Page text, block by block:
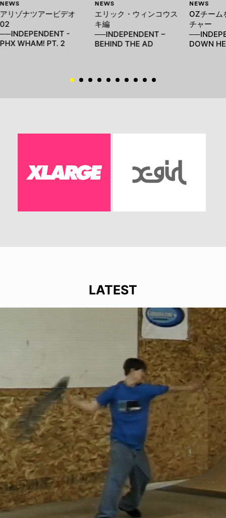
NEWS
アリゾナツアービデオ
02
──INDEPENDENT -
PHX WHAM! PT. 2
NEWS
エリック・ウィンコウス
キ編
──INDEPENDENT –
BEHIND THE AD
NEWS
OZチーム
チャー
DOWN
LATEST